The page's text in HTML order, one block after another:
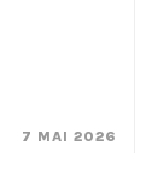
7 MAI 2026